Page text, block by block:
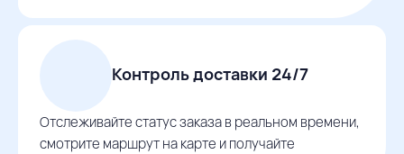
Контроль доставки 24/7
Отслеживайте статус заказа в реальном времени,
смотрите маршрут на карте и получайте